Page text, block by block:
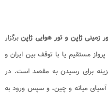
زمینی ژاپن و تور هوایی ژاپنبرگزار
مستقیم یا با توقف بین ایران و
برای رسیدن به مقصد است. در
آسیای میانه و چین، و سپس ورود به